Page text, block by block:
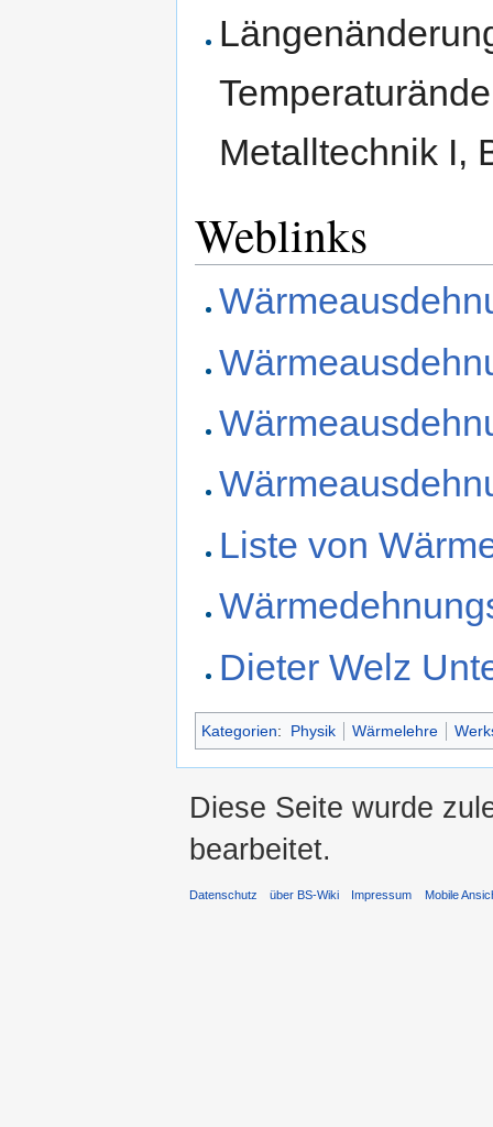
Metalltechnik I,
Weblinks
Liste von
Dieter Welz
Kategorien: Physik Wärmelehre
Diese Seite wurde
bearbeitet.
Datenschutz über BS-Wiki Impressum Mobile